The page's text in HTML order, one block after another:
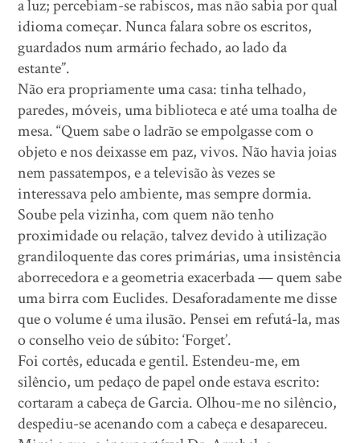
a luz; percebiam-se rabiscos, mas não sabia por qual
idioma começar. Nunca falara sobre os escritos,
guardados num armário fechado, ao lado da
estante”.
Não era propriamente uma casa: tinha telhado,
paredes, móveis, uma biblioteca e até uma toalha de
mesa. “Quem sabe o ladrão se empolgasse com o
objeto e nos deixasse em paz, vivos. Não havia joias
nem passatempos, e a televisão às vezes se
interessava pelo ambiente, mas sempre dormia.
Soube pela vizinha, com quem não tenho
proximidade ou relação, talvez devido à utilização
grandiloquente das cores primárias, uma insistência
aborrecedora e a geometria exacerbada — quem sabe
uma birra com Euclides. Desaforadamente me disse
que o volume é uma ilusão. Pensei em refutá-la, mas
o conselho veio de súbito: ‘Forget’.
Foi cortês, educada e gentil. Estendeu-me, em
silêncio, um pedaço de papel onde estava escrito:
cortaram a cabeça de Garcia. Olhou-me no silêncio,
despediu-se acenando com a cabeça e desapareceu.